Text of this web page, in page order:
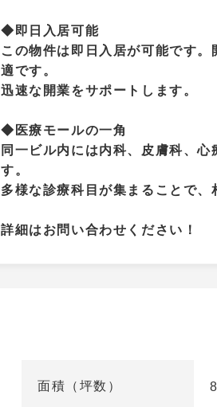
◆即日入居可能
この物件は即日入居が可能です
適です。
迅速な開業をサポートします。
◆医療モールの一角
同一ビル内には内科、皮膚科、
す。
多様な診療科目が集まることで、
詳細はお問い合わせください！
面積（坪数）